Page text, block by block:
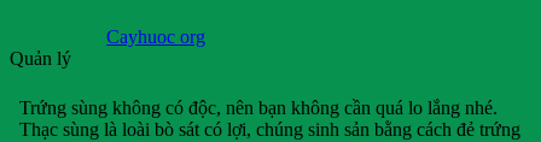
Cayhuoc org
Quản lý
Trứng sùng không có độc, nên bạn không cần quá lo lắng nhé.
Thạc sùng là loài bò sát có lợi, chúng sinh sản bằng cách đẻ trứng